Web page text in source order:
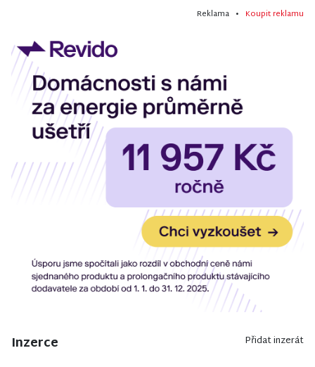
Reklama • Koupit reklamu
Inzerce Přidat inzerát